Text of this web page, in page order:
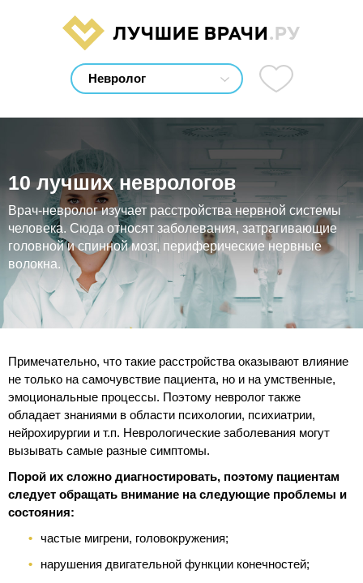
ЛУЧШИЕ ВРАЧИ.РУ
10 лучших неврологов
Врач-невролог изучает расстройства нервной системы
человека. Сюда относят заболевания, затрагивающие
головной и спинной мозг, периферические нервные
волокна.
Примечательно, что такие расстройства оказывают влияние
не только на самочувствие пациента, но и на умственные,
эмоциональные процессы. Поэтому невролог также
обладает знаниями в области психологии, психиатрии,
нейрохирургии и т.п. Неврологические заболевания могут
вызывать самые разные симптомы.
Порой их сложно диагностировать, поэтому пациентам
следует обращать внимание на следующие проблемы и
состояния:
частые мигрени, головокружения;
нарушения двигательной функции конечностей;